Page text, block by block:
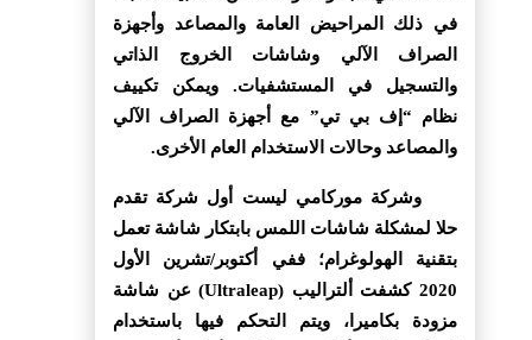
في ذلك المراحيض العامة والمصاعد وأجهزة
الصراف الآلي وشاشات الخروج الذاتي
والتسجيل في المستشفيات. ويمكن تكييف
نظام “إف بي تي” مع أجهزة الصراف الآلي
والمصاعد وحالات الاستخدام العام الأخرى.
وشركة موركامي ليست أول شركة تقدم
حلا لمشكلة شاشات اللمس بابتكار شاشة تعمل
بتقنية الهولوغرام؛ ففي أكتوبر/تشرين الأول
2020 كشفت ألتراليب (Ultraleap) عن شاشة
مزودة بكاميرا، ويتم التحكم فيها باستخدام